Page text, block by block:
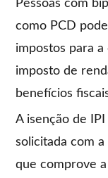
Pessoas com
como PCD
impostos para
imposto de
benefícios
A isenção de
solicitada com
que comprove